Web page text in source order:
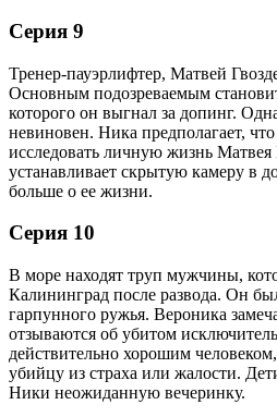
Серия 9
Тренер-пауэрлифтер, Матвей
Основным подозреваемым
которого он выгнал за допинг.
невиновен. Ника предполагает,
исследовать личную жизнь Матвея
устанавливает скрытую камеру в
больше о ее жизни.
Серия 10
В море находят труп мужчины,
Калининград после развода. Он
гарпунного ружья. Вероника
отзываются об убитом
действительно хорошим
убийцу из страха или жалости.
Ники неожиданную вечеринку.